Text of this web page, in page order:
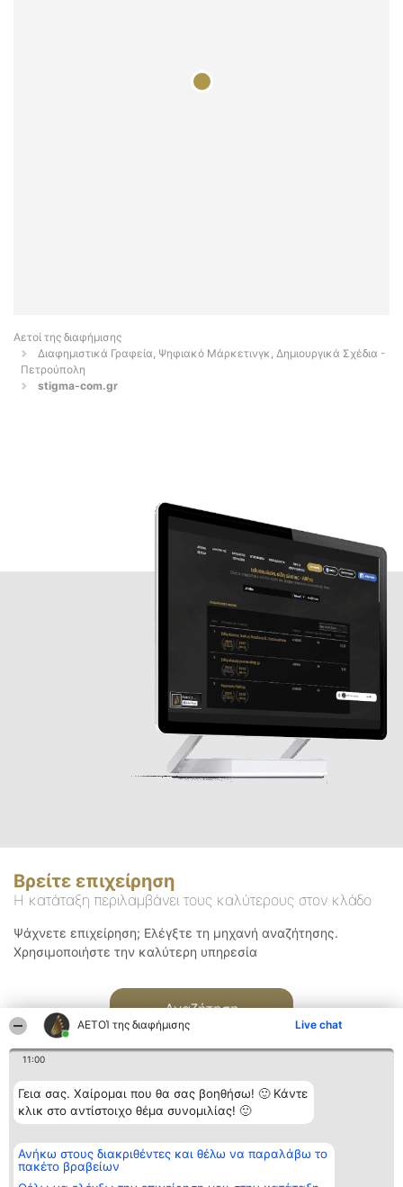
ΑΕΤΟΊ της διαφήμισης Live chat
11:00
Γεια σας. Χαίρομαι που θα σας βοηθήσω! 🙂 Κάντε
κλικ στο αντίστοιχο θέμα συνομιλίας! 🙂
Ανήκω στους διακριθέντες και θέλω να παραλάβω το
πακέτο βραβείων
Αετοί της διαφήμισης
Διαφημιστικά Γραφεία, Ψηφιακό Μάρκετινγκ, Δημιουργικά Σχέδια -
Πετρούπολη
stigma-com.gr
Βρείτε επιχείρηση
Η κατάταξη περιλαμβάνει τους καλύτερους στον κλάδο
Ψάχνετε επιχείρηση; Ελέγξτε τη μηχανή αναζήτησης.
Χρησιμοποιήστε την καλύτερη υπηρεσία
Αναζήτηση
Διοργανωτής της
κατάταξης
BEAUTIFUL COMPANY
Κατάταξη
Διακριθέντες
των
Επικοινωνία
Επικοινωνία